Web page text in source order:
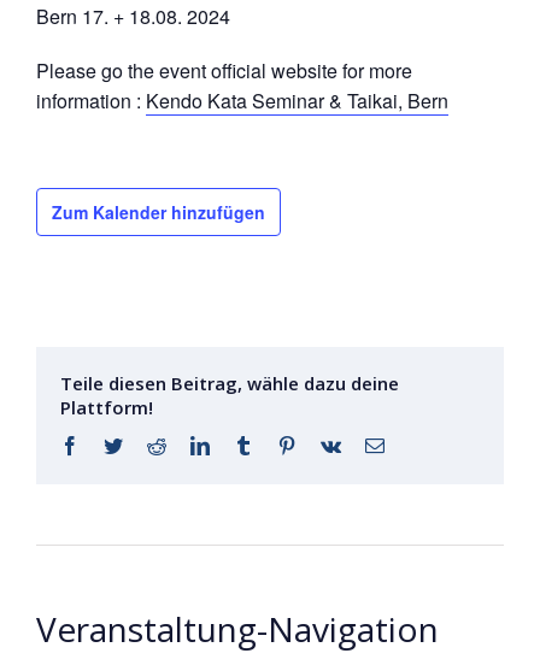
Bern 17. + 18.08. 2024
Please go the event official website for more
information : Kendo Kata Seminar & Taikai, Bern
Zum Kalender hinzufügen
Teile diesen Beitrag, wähle dazu deine
Plattform!
Facebook
TwitterRedditLinkedInTumblr Pinterest
Vk
E-
Veranstaltung-Navigation